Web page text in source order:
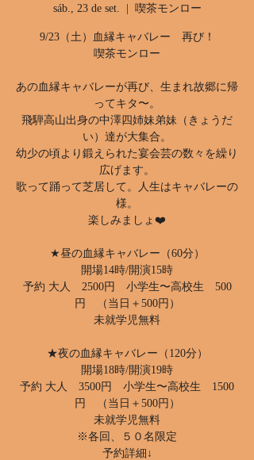
sáb., 23 de set. 喫茶モンロー
9/23（土）血縁キャバレー 再び！
喫茶モンロー
あの血縁キャバレーが再び、生まれ故郷に帰
ってキタ〜。
飛騨高山出身の中澤四姉妹弟妹（きょうだ
い）達が大集合。
幼少の頃より鍛えられた宴会芸の数々を繰り
広げます。
歌って踊って芝居して。人生はキャバレーの
様。
楽しみましょ❤️
★昼の血縁キャバレー（60分）
開場14時/開演15時
予約 大人 2500円 小学生〜高校生 500
円 （当日＋500円）
未就学児無料
★夜の血縁キャバレー（120分）
開場18時/開演19時
予約 大人 3500円 小学生〜高校生 1500
円 （当日＋500円）
未就学児無料
※各回、５０名限定
予約詳細↓